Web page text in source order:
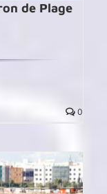
de Plage
0